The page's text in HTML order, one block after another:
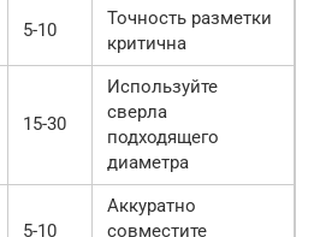
5-10
Точность разметки
критична
15-30
Используйте
сверла
подходящего
диаметра
5-10
Аккуратно
совместите